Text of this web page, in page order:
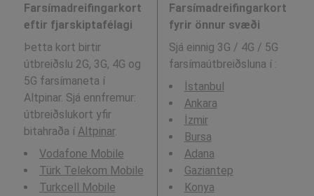
Farsímadreifingarkort
eftir fjarskiptafélagi
Þetta kort birtir
útbreiðslu 2G, 3G, 4G og
5G farsímaneta í
Altpinar. Sjá ennfremur:
útbreiðslukort yfir
bitahraða í Altpinar.
Vodafone Mobile
Türk Telekom Mobile
Turkcell Mobile
Farsímadreifingarkort
fyrir önnur svæði
Sjá einnig 3G / 4G / 5G
farsímaútbreiðsluna í :
İstanbul
Ankara
İzmir
Bursa
Adana
Gaziantep
Konya